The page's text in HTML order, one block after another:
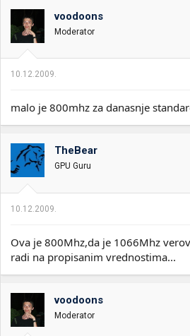
voodoons
Moderator
10.12.2009.
malo je 800mhz za danasnje
TheBear
GPU Guru
10.12.2009.
Ova je 800Mhz,da je 1066Mhz
radi na propisanim vrednostima...
voodoons
Moderator